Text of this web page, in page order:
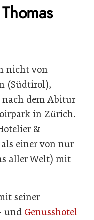
nicht von
(Südtirol),
nach dem Abitur
in Zürich.
&
einer von nur
aller Welt) mit
seiner
und Genusshotel